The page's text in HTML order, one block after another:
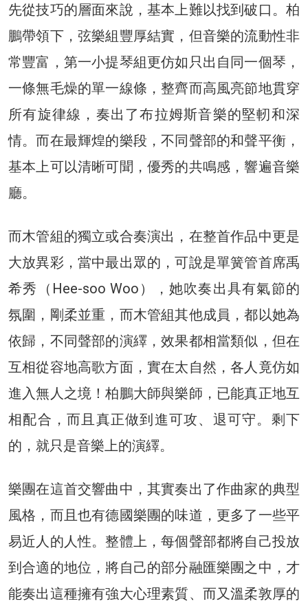
先從技巧的層面來說，基本上難以找到破口。柏
鵬帶領下，弦樂組豐厚結實，但音樂的流動性非
常豐富，第一小提琴組更仿如只出自同一個琴，
一條無毛燥的單一線條，整齊而高風亮節地貫穿
所有旋律線，奏出了布拉姆斯音樂的堅軔和深
情。而在最輝煌的樂段，不同聲部的和聲平衡，
基本上可以清晰可聞，優秀的共鳴感，響遍音樂
廳。
而木管組的獨立或合奏演出，在整首作品中更是
大放異彩，當中最出眾的，可說是單簧管首席禹
希秀（Hee-soo Woo），她吹奏出具有氣節的
氛圍，剛柔並重，而木管組其他成員，都以她為
依歸，不同聲部的演繹，效果都相當類似，但在
互相從容地高歌方面，實在太自然，各人竟仿如
進入無人之境！柏鵬大師與樂師，已能真正地互
相配合，而且真正做到進可攻、退可守。剩下
的，就只是音樂上的演繹。
樂團在這首交響曲中，其實奏出了作曲家的典型
風格，而且也有德國樂團的味道，更多了一些平
易近人的人性。整體上，每個聲部都將自己投放
到合適的地位，將自己的部分融匯樂團之中，才
能奏出這種擁有強大心理素質、而又溫柔敦厚的